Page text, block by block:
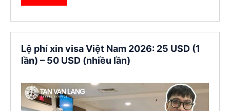
Lệ phí xin visa Việt Nam 2026: 25 USD (1
lần) – 50 USD (nhiều lần)